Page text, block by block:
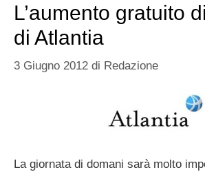
L’aumento gratuito
di Atlantia
3 Giugno 2012 di Redazione
La giornata di domani sarà molto